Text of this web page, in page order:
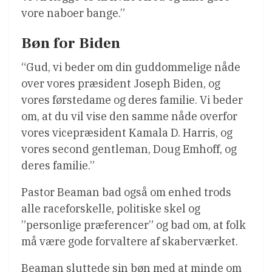
vore naboer bange.”
Bøn for Biden
“Gud, vi beder om din guddommelige nåde
over vores præsident Joseph Biden, og
vores førstedame og deres familie. Vi beder
om, at du vil vise den samme nåde overfor
vores vicepræsident Kamala D. Harris, og
vores second gentleman, Doug Emhoff, og
deres familie.”
Pastor Beaman bad også om enhed trods
alle raceforskelle, politiske skel og
”personlige præferencer” og bad om, at folk
må være gode forvaltere af skaberværket.
Beaman sluttede sin bøn med at minde om